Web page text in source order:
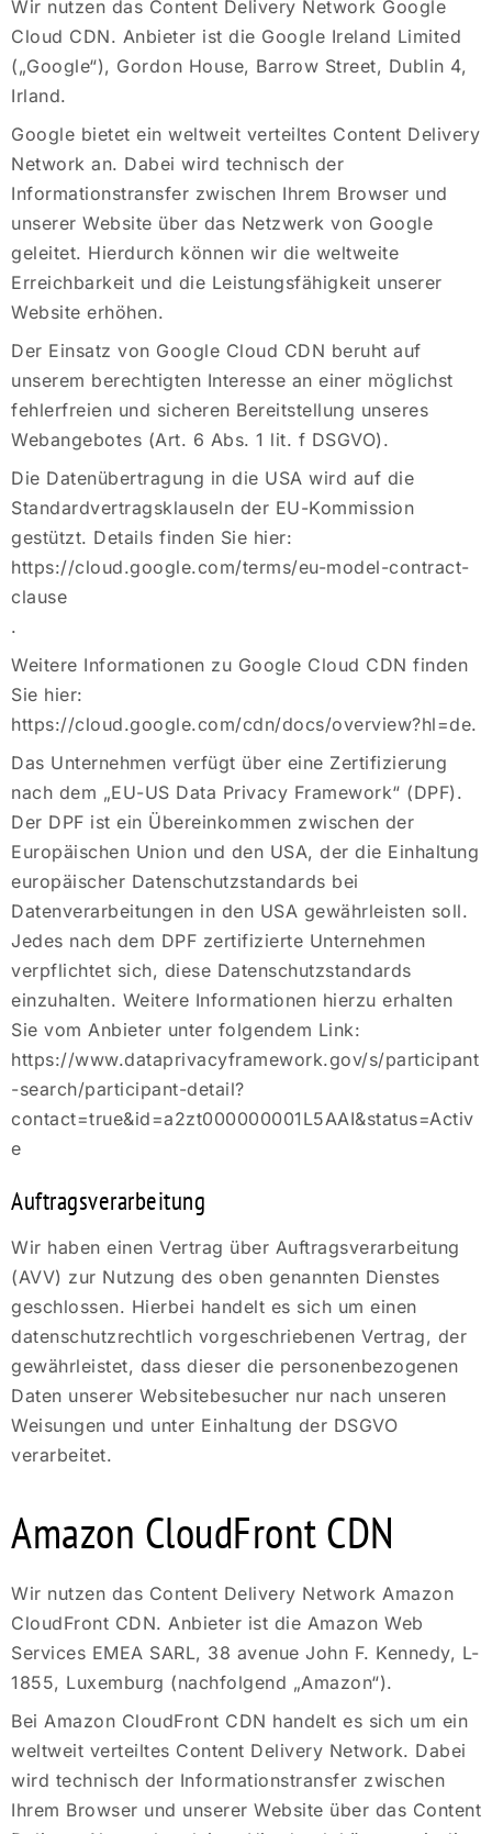
Wir nutzen das Content Delivery Network Google
Cloud CDN. Anbieter ist die Google Ireland Limited
(„Google“), Gordon House, Barrow Street, Dublin 4,
Irland.
Google bietet ein weltweit verteiltes Content Delivery
Network an. Dabei wird technisch der
Informationstransfer zwischen Ihrem Browser und
unserer Website über das Netzwerk von Google
geleitet. Hierdurch können wir die weltweite
Erreichbarkeit und die Leistungsfähigkeit unserer
Website erhöhen.
Der Einsatz von Google Cloud CDN beruht auf
unserem berechtigten Interesse an einer möglichst
fehlerfreien und sicheren Bereitstellung unseres
Webangebotes (Art. 6 Abs. 1 lit. f DSGVO).
Die Datenübertragung in die USA wird auf die
Standardvertragsklauseln der EU-Kommission
gestützt. Details finden Sie hier:
https://cloud.google.com/terms/eu-model-contract-
clause
.
Weitere Informationen zu Google Cloud CDN finden
Sie hier:
https://cloud.google.com/cdn/docs/overview?hl=de.
Das Unternehmen verfügt über eine Zertifizierung
nach dem „EU-US Data Privacy Framework“ (DPF).
Der DPF ist ein Übereinkommen zwischen der
Europäischen Union und den USA, der die Einhaltung
europäischer Datenschutzstandards bei
Datenverarbeitungen in den USA gewährleisten soll.
Jedes nach dem DPF zertifizierte Unternehmen
verpflichtet sich, diese Datenschutzstandards
einzuhalten. Weitere Informationen hierzu erhalten
Sie vom Anbieter unter folgendem Link:
https://www.dataprivacyframework.gov/s/participant
-search/participant-detail?
contact=true&id=a2zt000000001L5AAI&status=Activ
e
Auftragsverarbeitung
Wir haben einen Vertrag über Auftragsverarbeitung
(AVV) zur Nutzung des oben genannten Dienstes
geschlossen. Hierbei handelt es sich um einen
datenschutzrechtlich vorgeschriebenen Vertrag, der
gewährleistet, dass dieser die personenbezogenen
Daten unserer Websitebesucher nur nach unseren
Weisungen und unter Einhaltung der DSGVO
verarbeitet.
Amazon CloudFront CDN
Wir nutzen das Content Delivery Network Amazon
CloudFront CDN. Anbieter ist die Amazon Web
Services EMEA SARL, 38 avenue John F. Kennedy, L-
1855, Luxemburg (nachfolgend „Amazon“).
Bei Amazon CloudFront CDN handelt es sich um ein
weltweit verteiltes Content Delivery Network. Dabei
wird technisch der Informationstransfer zwischen
Ihrem Browser und unserer Website über das Content